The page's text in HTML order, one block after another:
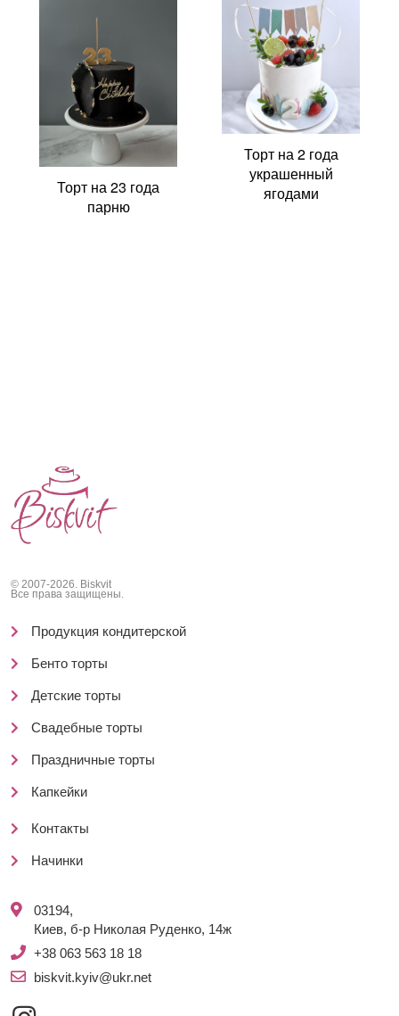
Торт на 23 года
парню
Торт на 2 года
украшенный
ягодами
© 2007-2026. Biskvit
Все права защищены.
Продукция кондитерской
Бенто торты
Детские торты
Свадебные торты
Праздничные торты
Капкейки
Контакты
Начинки
03194,
Киев, б-р Николая Руденко, 14ж
+38 063 563 18 18
biskvit.kyiv@ukr.net